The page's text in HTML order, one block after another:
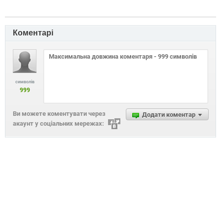
Коментарі
символів
999
Додати коментар
Ви можете коментувати через
акаунт у соціальних мережах: